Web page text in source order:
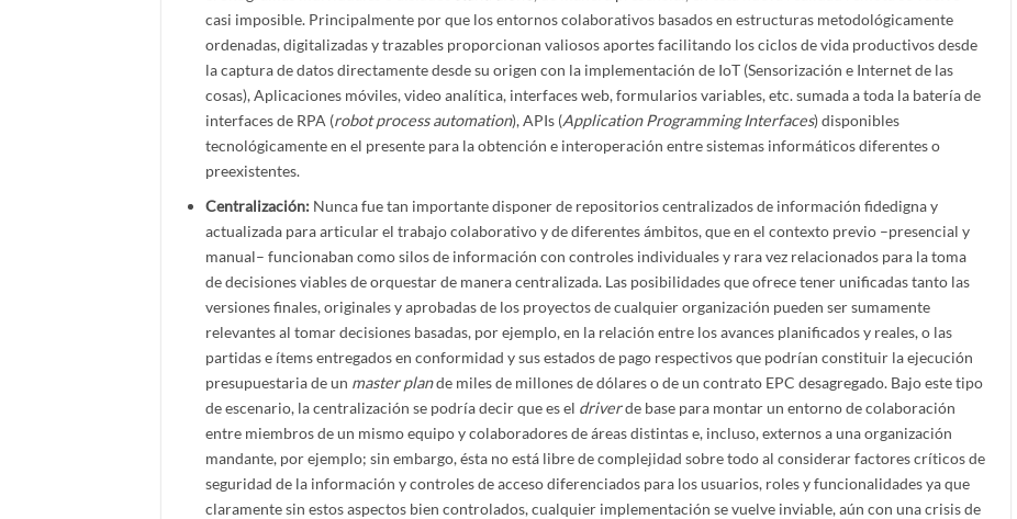
casi imposible. Principalmente por que los entornos colaborativos basados en estructuras metodológicamente
ordenadas, digitalizadas y trazables proporcionan valiosos aportes facilitando los ciclos de vida productivos desde
la captura de datos directamente desde su origen con la implementación de IoT (Sensorización e Internet de las
cosas), Aplicaciones móviles, video analítica, interfaces web, formularios variables, etc. sumada a toda la batería de
interfaces de RPA (robot process automation), APIs (Application Programming Interfaces) disponibles
tecnológicamente en el presente para la obtención e interoperación entre sistemas informáticos diferentes o
preexistentes.
Centralización: Nunca fue tan importante disponer de repositorios centralizados de información fidedigna y
actualizada para articular el trabajo colaborativo y de diferentes ámbitos, que en el contexto previo –presencial y
manual– funcionaban como silos de información con controles individuales y rara vez relacionados para la toma
de decisiones viables de orquestar de manera centralizada. Las posibilidades que ofrece tener unificadas tanto las
versiones finales, originales y aprobadas de los proyectos de cualquier organización pueden ser sumamente
relevantes al tomar decisiones basadas, por ejemplo, en la relación entre los avances planificados y reales, o las
partidas e ítems entregados en conformidad y sus estados de pago respectivos que podrían constituir la ejecución
presupuestaria de un master plande miles de millones de dólares o de un contrato EPC desagregado. Bajo este tipo
de escenario, la centralización se podría decir que es el driverde base para montar un entorno de colaboración
entre miembros de un mismo equipo y colaboradores de áreas distintas e, incluso, externos a una organización
mandante, por ejemplo; sin embargo, ésta no está libre de complejidad sobre todo al considerar factores críticos de
seguridad de la información y controles de acceso diferenciados para los usuarios, roles y funcionalidades ya que
claramente sin estos aspectos bien controlados, cualquier implementación se vuelve inviable, aún con una crisis de